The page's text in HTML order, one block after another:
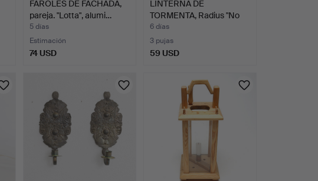
FAROLES DE FACHADA,
pareja. "Lotta", alumi…
5 días
Estimación
74 USD
LINTERNA DE
TORMENTA, Radius "No
108", Sue…
6 días
3 pujas
59 USD